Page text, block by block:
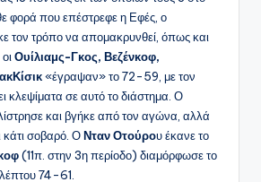
φορά που επέστρεφε η Εφές, ο
τον τρόπο να απομακρυνθεί, όπως και
Ουίλιαμς-Γκος, Βεζένκοφ,
«έγραψαν» το 72-59, με τον
κλεψίματα σε αυτό το διάστημα. Ο
και βγήκε από τον αγώνα, αλλά
κάτι σοβαρό. ΟΝταν Οτούρου έκανε το
(11π. στην 3η περίοδο) διαμόρφωσε το
74-61.